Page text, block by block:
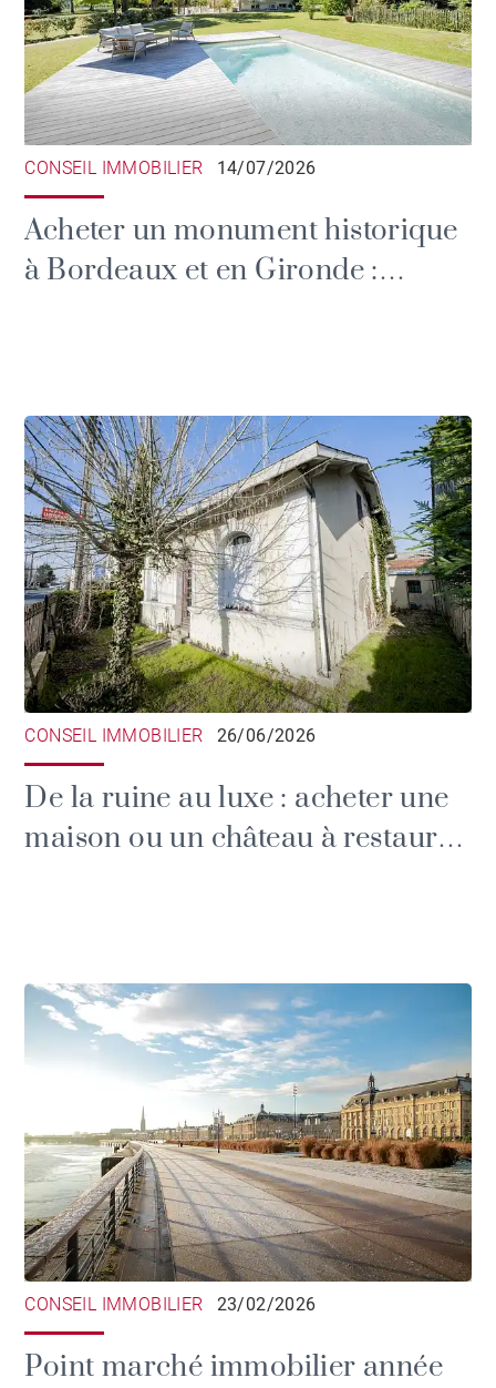
CONSEIL IMMOBILIER 14/07/2026
Acheter un monument historique
à Bordeaux et en Gironde :
CONSEIL IMMOBILIER 26/06/2026
De la ruine au luxe : acheter une
maison ou un château à restaurer
CONSEIL IMMOBILIER 23/02/2026
Point marché immobilier année